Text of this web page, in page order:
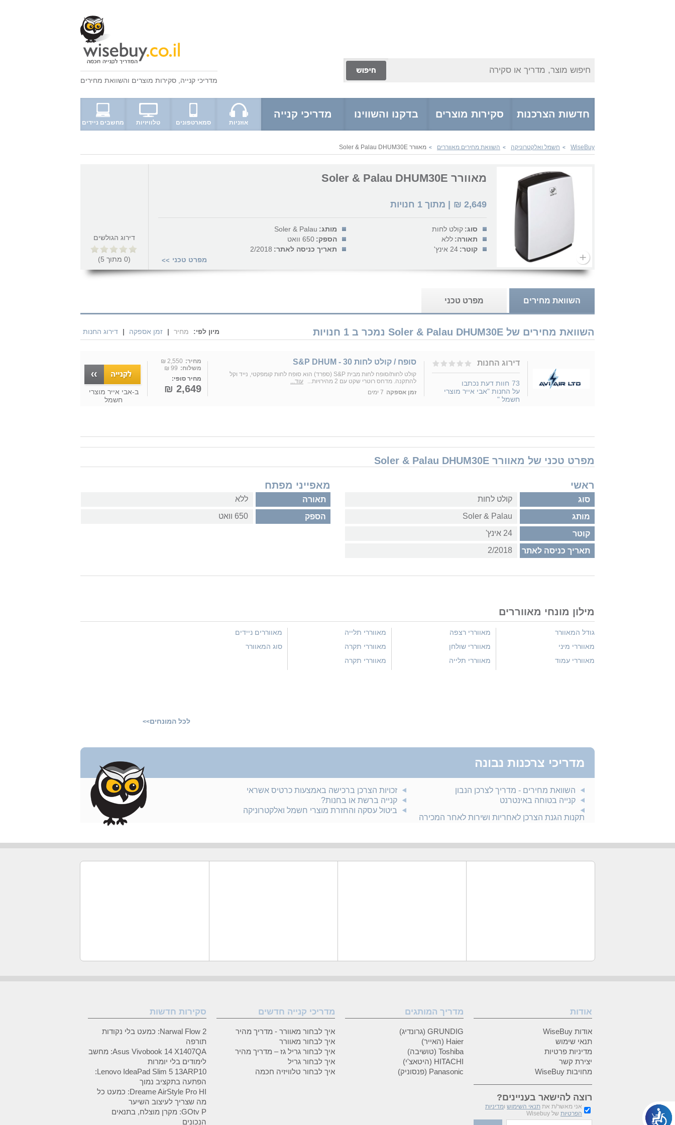
חיפוש מוצר, מדריך או סקירה
מדריכי קנייה סקירות מוצרים והשוואת מחירים
חדשות הצרכנות סקירות מוצרים בדקנו והשווינו מדריכי קנייה
אוזניות סמארטפונים טלוויזיות מחשבים ניידים
WiseBuy
> חשמל ואלקטרוניקה > השוואת מחירים מאווררים > מאוורר Soler & Palau DHUM30E
מאוורר Soler & Palau DHUM30E
2,649
₪ | מתוך 1 חנויות
סוג: קולט לחות מותג: Soler & Palau
תאורה: ללא הספק: 650 וואט
קוטר: 24 אינץ' תאריך כניסה לאתר: 2/2018
מפרט טכני >>
דירוג הגולשים
(
0 מתוך 5
)
השוואת מחירים מפרט טכני
השוואת מחירים של Soler & Palau DHUM30E נמכר ב 1 חנויות מיון לפי: מחיר | זמן אספקה | דירוג החנות
דירוג החנות
73 חוות דעת נכתבו
על החנות "אבי אייר מוצרי
חשמל "
סופח / קולט לחות S&P DHUM - 30
קולט לחות/סופח לחות מבית S&P (ספרד) הוא סופח לחות קומפקטי, נייד וקל
להתקנה. מדחס רוטרי שקט עם 2 מהירויות...
עוד...
זמן אספקה 7 ימים
מחיר: 2,550 ₪
משלוח: 99 ₪
מחיר סופי:
2,649 ₪ ב-אבי אייר מוצרי
חשמל
מפרט טכני של מאוורר Soler & Palau DHUM30E
ראשי
סוג קולט לחות
מותג Soler & Palau
קוטר 24 אינץ'
תאריך כניסה לאתר 2/2018
מאפייני מפתח
תאורה ללא
הספק 650 וואט
מילון מונחי מאווררים
גודל המאוורר
מאווררי מיני
מאווררי עמוד
מאווררי רצפה
מאווררי שולחן
מאווררי תלייה
מאווררי תלייה
מאווררי תקרה
מאווררי תקרה
מאווררים ניידים
סוג המאוורר
לכל המונחים>>
מדריכי צרכנות נבונה
השוואת מחירים - מדריך לצרכן הנבון
קנייה בטוחה באינטרנט
תקנות הגנת הצרכן לאחריות ושירות לאחר המכירה
זכויות הצרכן ברכישה באמצעות כרטיס אשראי
קנייה ברשת או בחנות?
ביטול עסקה והחזרת מוצרי חשמל ואלקטרוניקה
אודות
אודות WiseBuy
תנאי שימוש
מדיניות פרטיות
יצירת קשר
מחויבות WiseBuy
רוצה להישאר בעניינים?
אני מאשר/ת את תנאי השימוש ומדיניות
הפרטיות של Wisebuy
מדריך המותגים
GRUNDIG (גרונדיג)
Haier (האייר)
Toshiba (טושיבה)
HITACHI (היטאצ'י)
Panasonic (פנסוניק)
מדריכי קנייה חדשים
איך לבחור מאוורר - מדריך מהיר
איך לבחור מאוורר
איך לבחור גריל גז – מדריך מהיר
איך לבחור גריל
איך לבחור טלוויזיה חכמה
סקירות חדשות
Narwal Flow 2: כמעט בלי נקודות
תורפה
Asus Vivobook 14 X1407QA: מחשב
לימודים בלי יומרות
Lenovo IdeaPad Slim 5 13ARP10:
הפתעה בתקציב נמוך
Dreame AirStyle Pro HI: כמעט כל
מה שצריך לעיצוב השיער
GOtv P: מקרן מוצלח, בתנאים
הנכונים